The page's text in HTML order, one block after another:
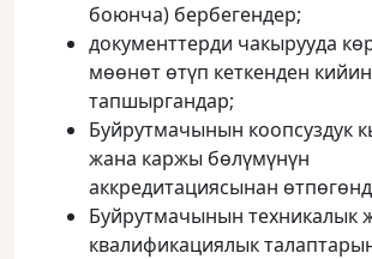
боюнча) бербегендер;
документтерди чакырууда
мөөнөт өтүп кеткенден кийин
тапшыргандар;
Буйрутмачынын коопсуздук
жана каржы бөлүмүнүн
аккредитациясынан
Буйрутмачынын техникалык
квалификациялык